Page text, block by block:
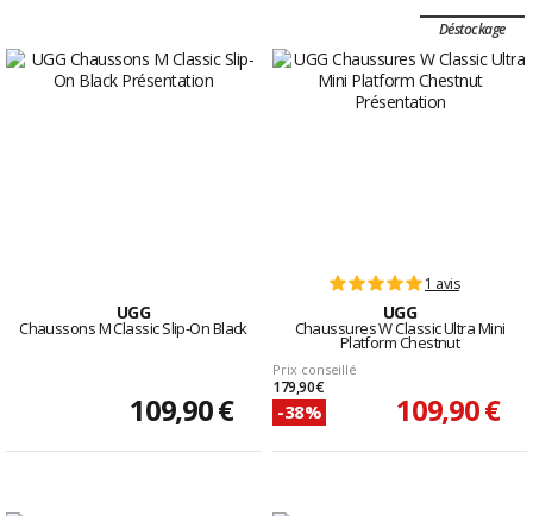
UGG
Chaussons M Classic Slip-On Black
109,90 €
Déstockage
1 avis
UGG
Chaussures W Classic Ultra Mini
Platform Chestnut
Prix conseillé
179,90 €
-38% 109,90 €